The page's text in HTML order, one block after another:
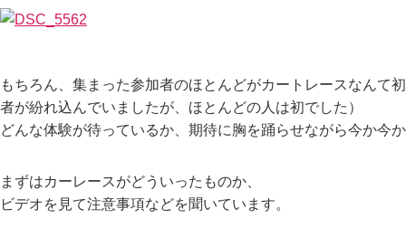
もちろん、集まった参加者のほとんどがカートレースなんて
者が紛れ込んでいましたが、ほとんどの人は初でした）
どんな体験が待っているか、期待に胸を踊らせながら今か今
まずはカーレースがどういったものか、
ビデオを見て注意事項などを聞いています。